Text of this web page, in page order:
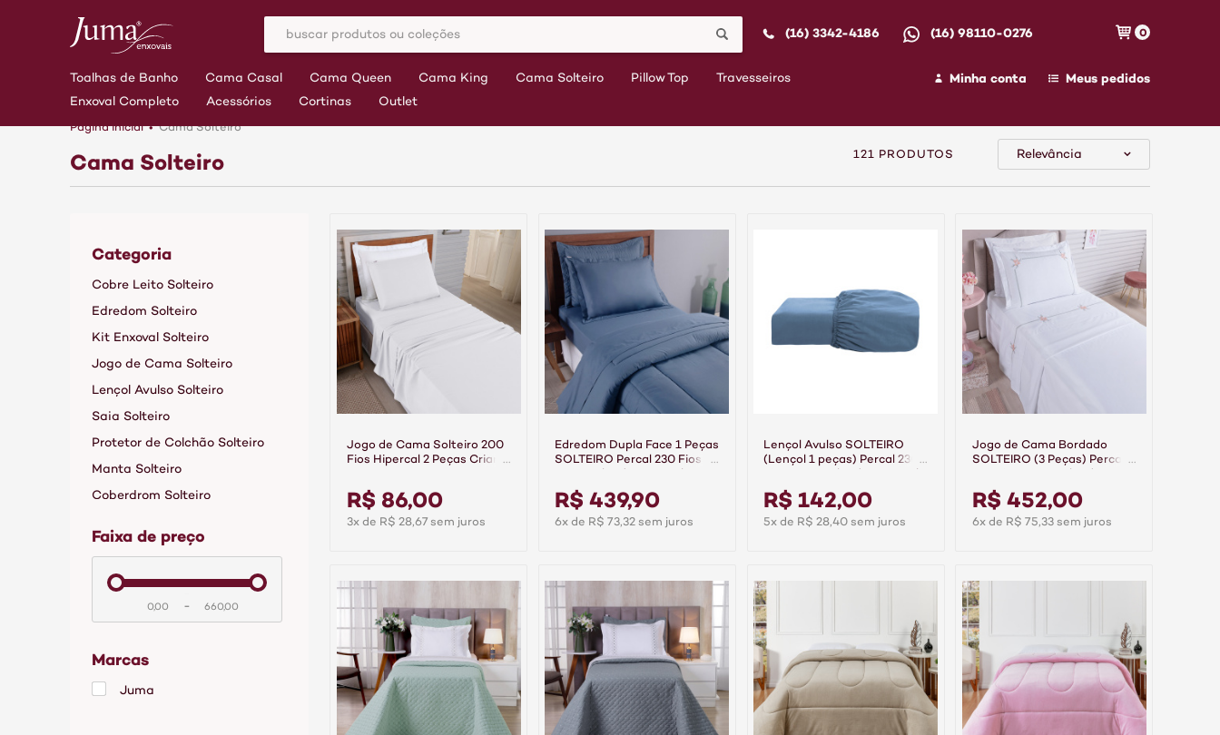
(16) 3342-4186 (16) 98110-0276 0
Toalhas de Banho Cama Casal Cama Queen Cama King Cama Solteiro Pillow Top
Travesseiros
Enxoval Completo
Acessórios Cortinas Outlet
Minha conta Meus pedidos
Página inicial Cama Solteiro
Cama Solteiro
Categoria
Cobre Leito Solteiro
Edredom Solteiro
Kit Enxoval Solteiro
Jogo de Cama Solteiro
Lençol Avulso Solteiro
Saia Solteiro
Protetor de Colchão Solteiro
Manta Solteiro
Coberdrom Solteiro
faixa de preço
Marcas
Juma
Relevância
121 PRODUTOS
Jogo de Cama Solteiro 200
Fios Hipercal 2 Peças Criarte
R$ 86,00
3x de R$ 28,67 sem juros
Edredom Dupla Face 1 Peças
SOLTEIRO Percal 230 Fios
Topázio
R$ 439,90
6x de R$ 73,32 sem juros
Lençol Avulso SOLTEIRO
(Lençol 1 peças) Percal 230
Topázio
R$ 142,00
5x de R$ 28,40 sem juros
Jogo de Cama Bordado
SOLTEIRO (3 Peças) Percal
Bem Me Quer Rosê
R$ 452,00
6x de R$ 75,33 sem juros